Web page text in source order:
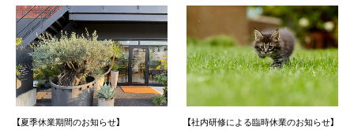
【夏季休業期間のお知らせ】 【社内研修による臨時休業のお知らせ】